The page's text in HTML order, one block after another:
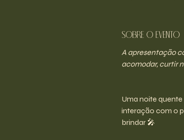
Sobre o evento
A apresentação
acomodar, curtir
Uma noite
interação com o
brindar 🎤